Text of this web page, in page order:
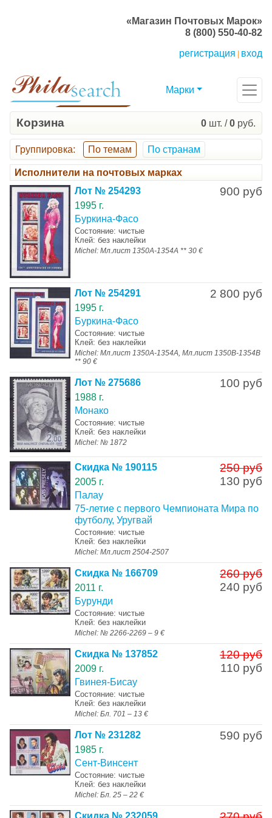
«Магазин Почтовых Марок»
8 (800) 550-40-82
регистрация
вход
Марки
Корзина 0 шт. /0 руб.
Группировка: По темам По странам
Исполнители на почтовых марках
900 руб
Лот № 254293
1995 г.
Буркина-Фасо
Состояние: чистые
Клей: без наклейки
Michel: Мл.лист 1350А-1354А ** 30 €
2 800 руб
Лот № 254291
1995 г.
Буркина-Фасо
Состояние: чистые
Клей: без наклейки
Michel: Мл.лист 1350А-1354А, Мл.лист 1350В-1354В
** 90 €
100 руб
Лот № 275686
1988 г.
Монако
Состояние: чистые
Клей: без наклейки
Michel: № 1872
250 руб
130 руб
Скидка № 190115
2005 г.
Палау
75-летие с первого Чемпионата Мира по
футболу, Уругвай
Состояние: чистые
Клей: без наклейки
Michel: Мл.лист 2504-2507
260 руб
240 руб
Скидка № 166709
2011 г.
Бурунди
Состояние: чистые
Клей: без наклейки
Michel: № 2266-2269 – 9 €
120 руб
110 руб
Скидка № 137852
2009 г.
Гвинея-Бисау
Состояние: чистые
Клей: без наклейки
Michel: Бл. 701 – 13 €
590 руб
Лот № 231282
1985 г.
Сент-Винсент
Состояние: чистые
Клей: без наклейки
Michel: Бл. 25 – 22 €
Скидка № 232059